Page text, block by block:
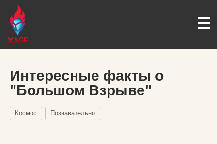
Интересные факты о
"Большом Взрыве"
Космос Познавательно